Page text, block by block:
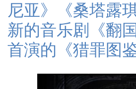
尼亚》《桑塔露
新的音乐剧《翻
首演的《猎罪图